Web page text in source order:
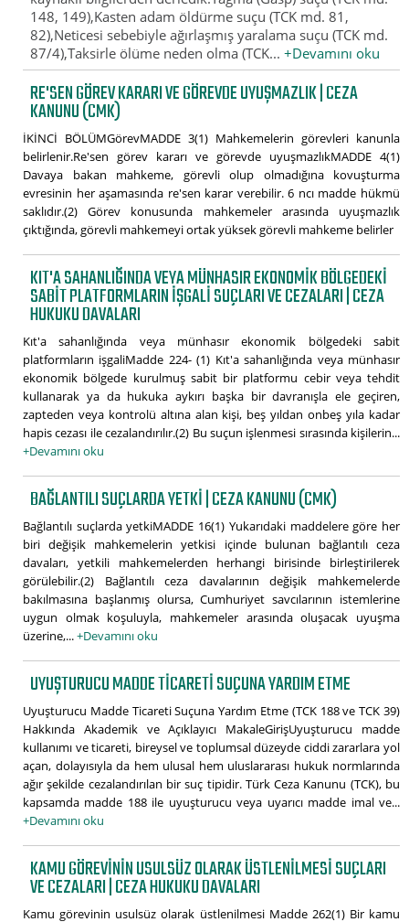
148, 149),Kasten adam öldürme suçu (TCK md. 81,
82),Neticesi sebebiyle ağırlaşmış yaralama suçu (TCK md.
87/4),Taksirle ölüme neden olma (TCK...+Devamını oku
RE'SEN GÖREV KARARI VE GÖREVDE UYUŞMAZLIK | CEZA
KANUNU (CMK)
İKİNCİ BÖLÜMGörevMADDE 3(1) Mahkemelerin görevleri kanunla
belirlenir.Re'sen görev kararı ve görevde uyuşmazlıkMADDE 4(1)
Davaya bakan mahkeme, görevli olup olmadığına kovuşturma
evresinin her aşamasında re'sen karar verebilir. 6 ncı madde hükmü
saklıdır.(2) Görev konusunda mahkemeler arasında uyuşmazlık
çıktığında, görevli mahkemeyi ortak yüksek görevli mahkeme belirler
KIT'A SAHANLIĞINDA VEYA MÜNHASIR EKONOMIK BÖLGEDEKI
SABIT PLATFORMLARIN IŞGALI SUÇLARI VE CEZALARI | CEZA
HUKUKU DAVALARI
Kıt'a sahanlığında veya münhasır ekonomik bölgedeki sabit
platformların işgaliMadde 224- (1) Kıt'a sahanlığında veya münhasır
ekonomik bölgede kurulmuş sabit bir platformu cebir veya tehdit
kullanarak ya da hukuka aykırı başka bir davranışla ele geçiren,
zapteden veya kontrolü altına alan kişi, beş yıldan onbeş yıla kadar
hapis cezası ile cezalandırılır.(2) Bu suçun işlenmesi sırasında kişilerin...
+Devamını oku
BAĞLANTILI SUÇLARDA YETKI | CEZA KANUNU (CMK)
Bağlantılı suçlarda yetkiMADDE 16(1) Yukarıdaki maddelere göre her
biri değişik mahkemelerin yetkisi içinde bulunan bağlantılı ceza
davaları, yetkili mahkemelerden herhangi birisinde birleştirilerek
görülebilir.(2) Bağlantılı ceza davalarının değişik mahkemelerde
bakılmasına başlanmış olursa, Cumhuriyet savcılarının istemlerine
uygun olmak koşuluyla, mahkemeler arasında oluşacak uyuşma
üzerine,...+Devamını oku
UYUŞTURUCU MADDE TICARETI SUÇUNA YARDIM ETME
Uyuşturucu Madde Ticareti Suçuna Yardım Etme (TCK 188 ve TCK 39)
Hakkında Akademik ve Açıklayıcı MakaleGirişUyuşturucu madde
kullanımı ve ticareti, bireysel ve toplumsal düzeyde ciddi zararlara yol
açan, dolayısıyla da hem ulusal hem uluslararası hukuk normlarında
ağır şekilde cezalandırılan bir suç tipidir. Türk Ceza Kanunu (TCK), bu
kapsamda madde 188 ile uyuşturucu veya uyarıcı madde imal ve...
+Devamını oku
KAMU GÖREVININ USULSÜZ OLARAK ÜSTLENILMESI SUÇLARI
VE CEZALARI | CEZA HUKUKU DAVALARI
Kamu görevinin usulsüz olarak üstlenilmesi Madde 262(1) Bir kamu